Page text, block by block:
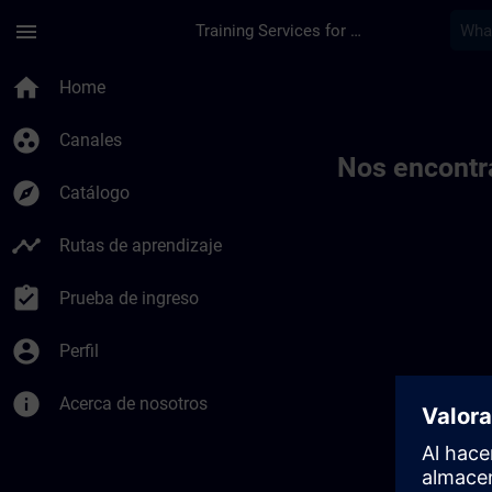
menu Training Services for Digital Industries
home Home
group_work Canales
explore Catálogo
timeline Rutas de aprendizaje
assignment_turned_in Prueba de ingreso
account_circle Perfil
info Acerca de nosotros
Nos